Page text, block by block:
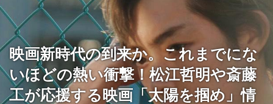
映画新時代の到来か。これまでにな
いほどの熱い衝撃！松江哲明や斎藤
工が応援する映画「太陽を掴め」情